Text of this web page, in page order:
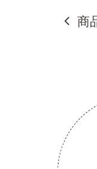
商